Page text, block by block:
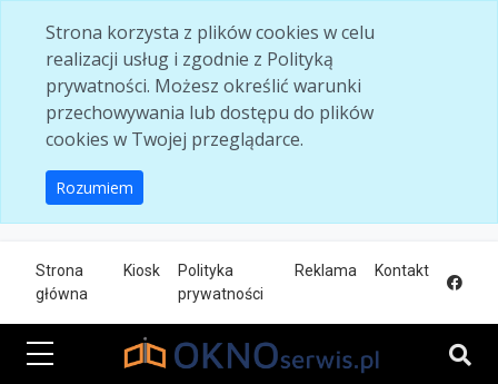
Strona korzysta z plików cookies w celu
realizacji usług i zgodnie z Polityką
prywatności. Możesz określić warunki
przechowywania lub dostępu do plików
cookies w Twojej przeglądarce.
Rozumiem
Strona
główna
Kiosk
Polityka
prywatności
Reklama Kontakt